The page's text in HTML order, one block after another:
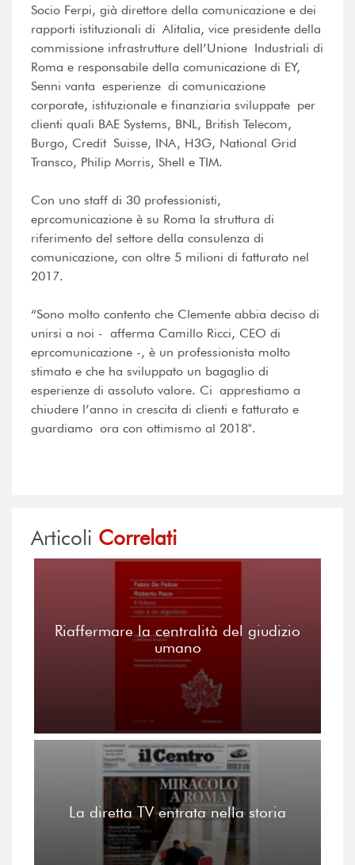
Socio Ferpi, già direttore della comunicazione e dei
rapporti istituzionali di Alitalia, vice presidente della
commissione infrastrutture dell’Unione Industriali di
Roma e responsabile della comunicazione di EY,
Senni vanta esperienze di comunicazione
corporate, istituzionale e finanziaria sviluppate per
clienti quali BAE Systems, BNL, British Telecom,
Burgo, Credit Suisse, INA, H3G, National Grid
Transco, Philip Morris, Shell e TIM.
Con uno staff di 30 professionisti,
eprcomunicazione è su Roma la struttura di
riferimento del settore della consulenza di
comunicazione, con oltre 5 milioni di fatturato nel
2017.
“Sono molto contento che Clemente abbia deciso di
unirsi a noi - afferma Camillo Ricci, CEO di
eprcomunicazione -, è un professionista molto
stimato e che ha sviluppato un bagaglio di
esperienze di assoluto valore. Ci apprestiamo a
chiudere l’anno in crescita di clienti e fatturato e
guardiamo ora con ottimismo al 2018".
Articoli Correlati
Riaffermare la centralità del giudizio
umano
La diretta TV entrata nella storia